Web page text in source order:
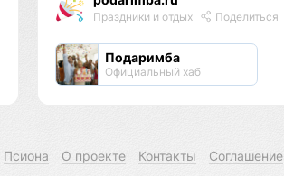
Праздники и отдых Поделиться
Подаримба
Официальный хаб
Псиона О проекте Контакты Соглашение